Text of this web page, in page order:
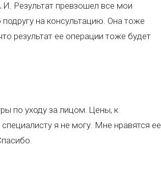
Результат превзошел все мои
на консультацию. Она тоже
результат ее операции тоже будет
по уходу за лицом. Цены, к
я не могу. Мне нравятся ее